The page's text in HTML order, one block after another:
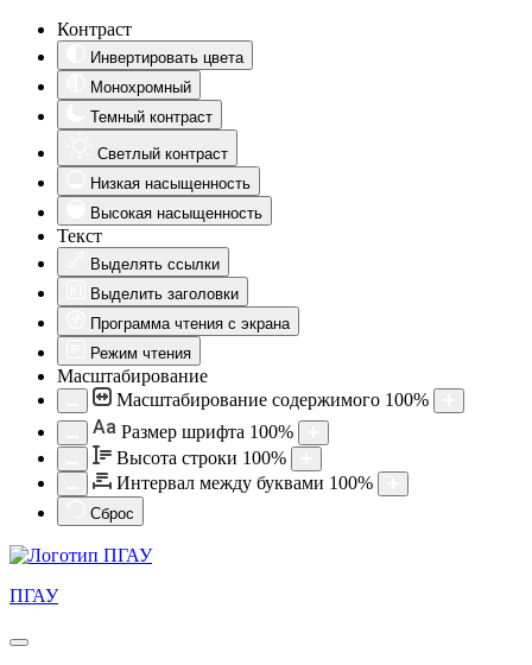
Контраст
Инвертировать цвета
Монохромный
Темный контраст
Светлый контраст
Низкая насыщенность
Высокая насыщенность
Текст
Выделять ссылки
Выделить заголовки
Программа чтения с экрана
Режим чтения
Масштабирование
Масштабирование содержимого 100%
Aa Размер шрифта 100%
Высота строки 100%
Интервал между буквами 100%
Сброс
ПГАУ